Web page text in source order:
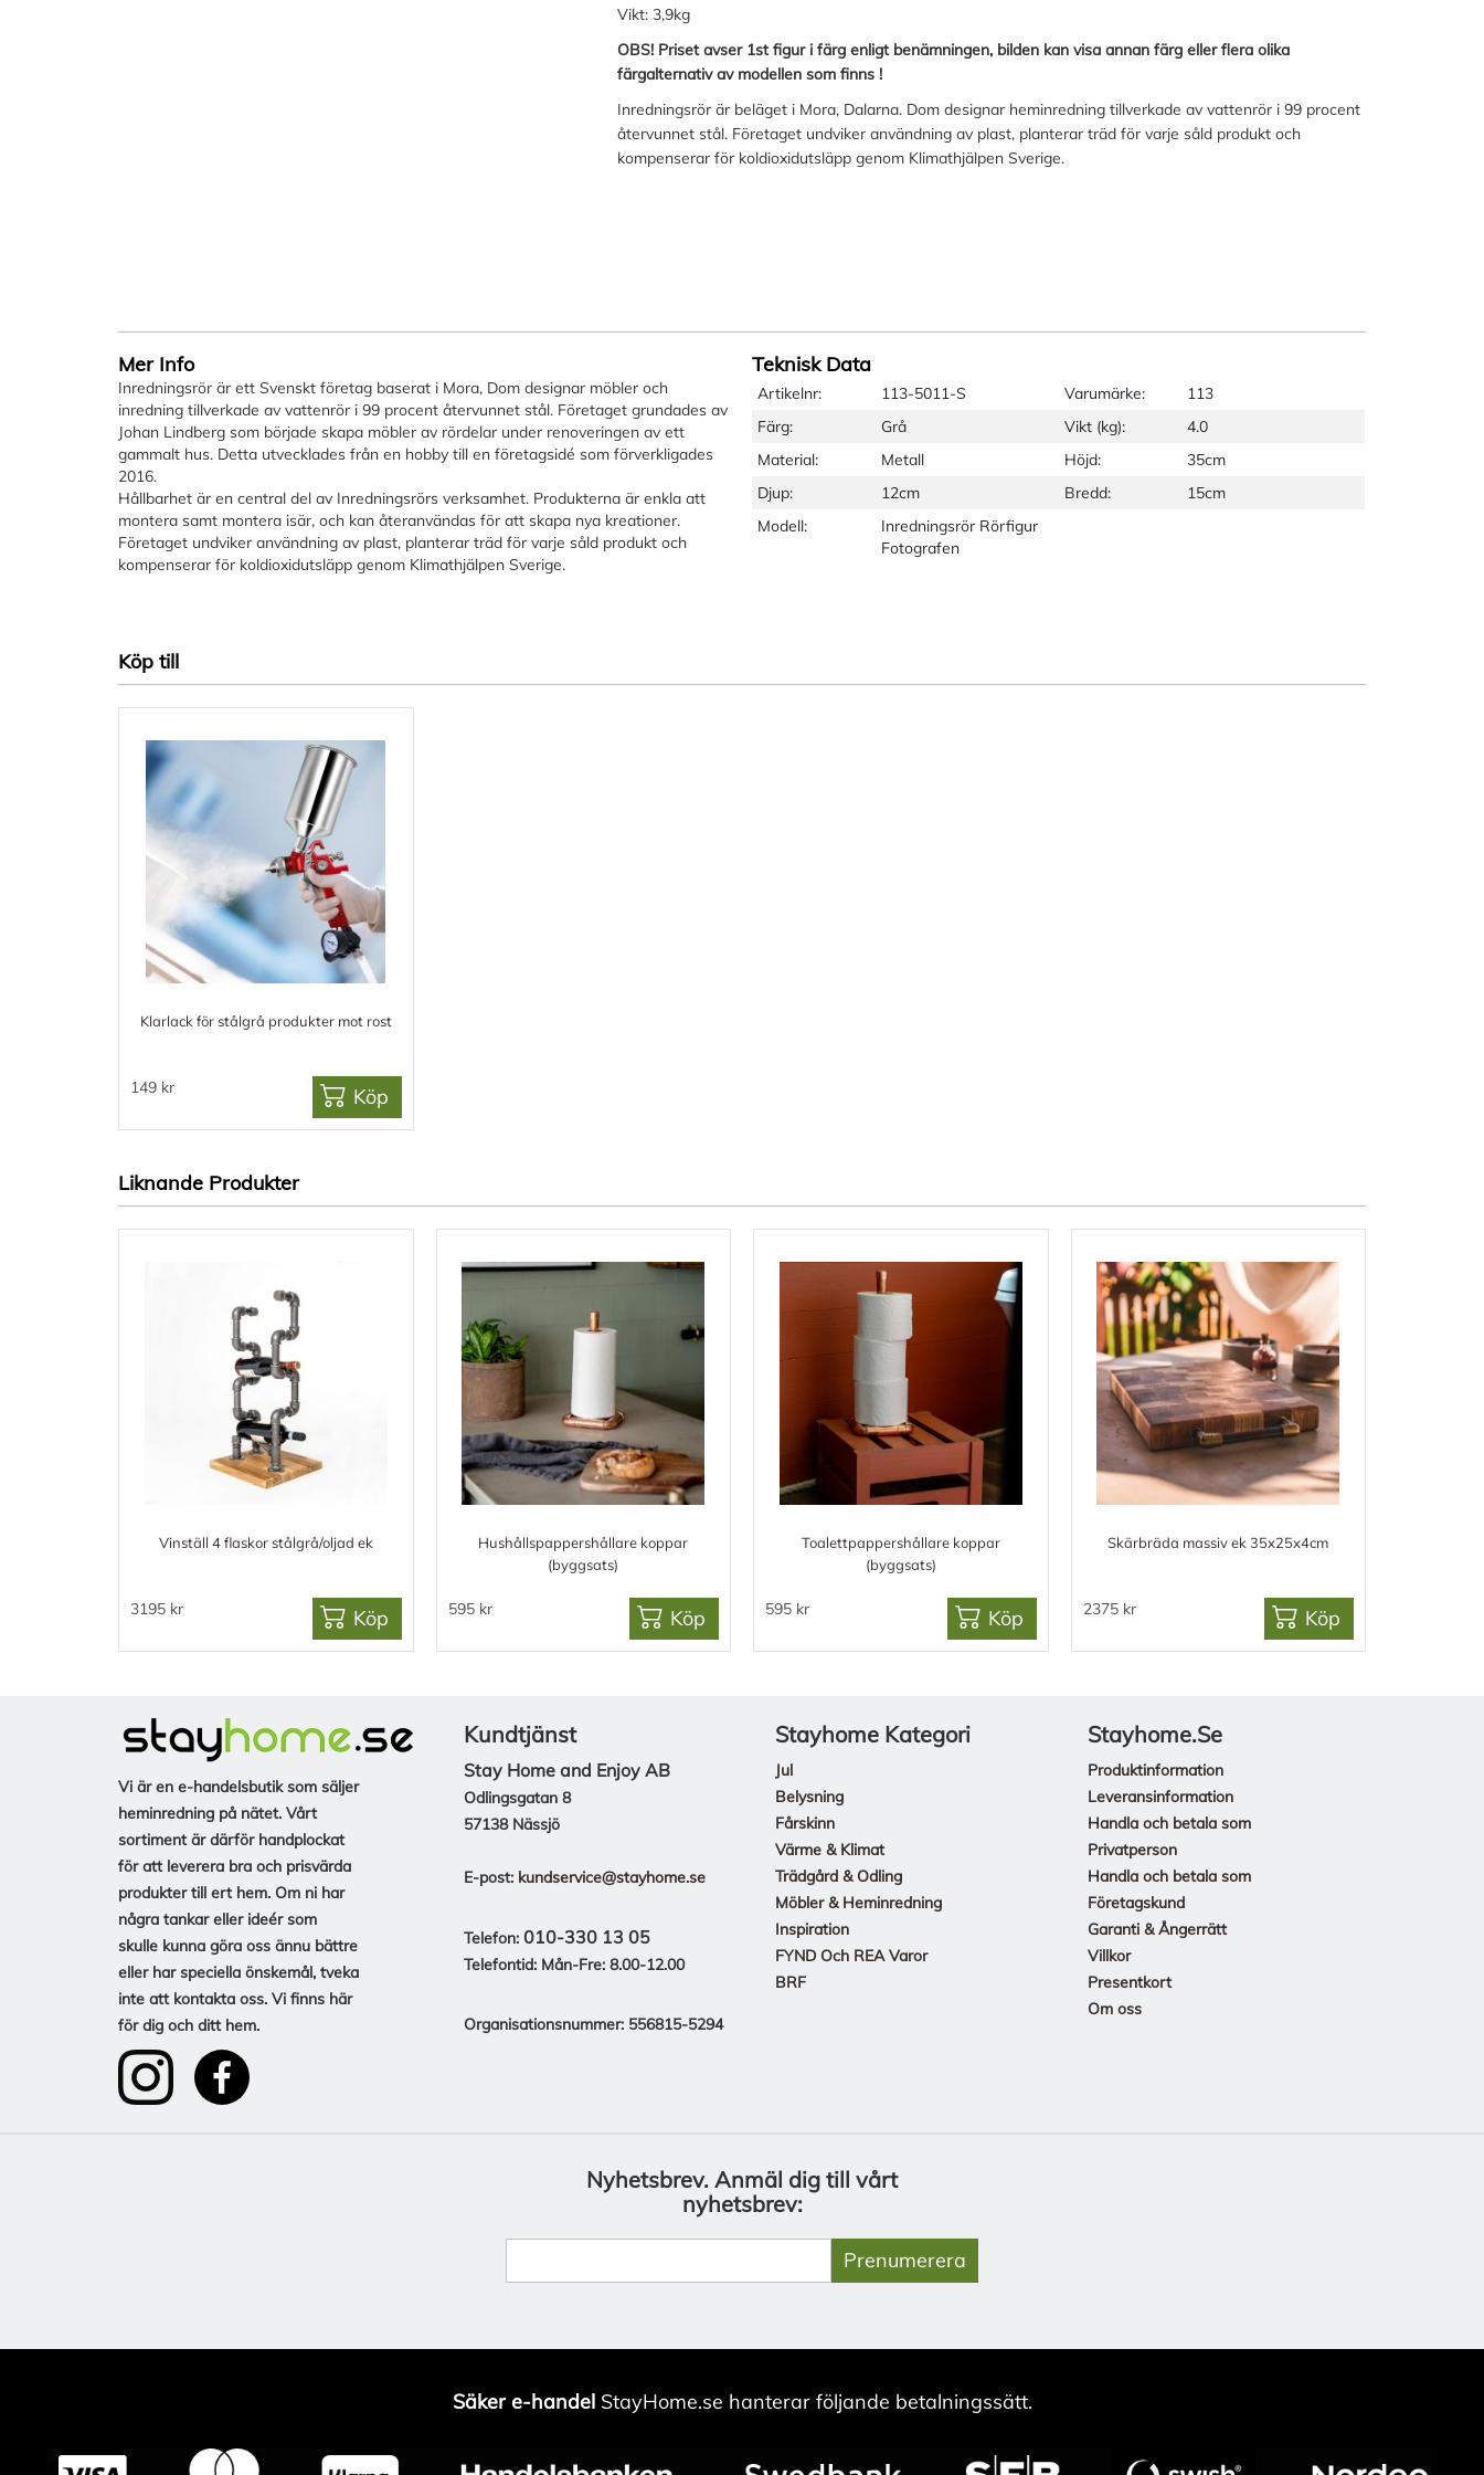
Vikt: 3,9kg
OBS! Priset avser 1st figur i färg enligt benämningen, bilden kan visa annan färg eller flera olika
färgalternativ av modellen som finns !
Inredningsrör är beläget i Mora, Dalarna. Dom designar heminredning tillverkade av vattenrör i 99 procent
återvunnet stål. Företaget undviker användning av plast, planterar träd för varje såld produkt och
kompenserar för koldioxidutsläpp genom Klimathjälpen Sverige.
Mer Info
Inredningsrör är ett Svenskt företag baserat i Mora, Dom designar möbler och
inredning tillverkade av vattenrör i 99 procent återvunnet stål. Företaget grundades av
Johan Lindberg som började skapa möbler av rördelar under renoveringen av ett
gammalt hus. Detta utvecklades från en hobby till en företagsidé som förverkligades
2016.
Hållbarhet är en central del av Inredningsrörs verksamhet. Produkterna är enkla att
montera samt montera isär, och kan återanvändas för att skapa nya kreationer.
Företaget undviker användning av plast, planterar träd för varje såld produkt och
kompenserar för koldioxidutsläpp genom Klimathjälpen Sverige.
Teknisk Data
Artikelnr: 113-5011-S Varumärke:
113
Färg:
Grå Vikt (kg):
4.0
Material:
Metall Höjd:
35cm
Djup:
12cm Bredd:
15cm
Modell:
Inredningsrör Rörfigur
Fotografen
Köp till
Klarlack för stålgrå produkter mot rost
149 kr Köp
Liknande Produkter
Vinställ 4 flaskor stålgrå/oljad ek
3195 kr Köp
Hushållspappershållare koppar
(byggsats)
595 kr Köp
Toalettpappershållare koppar
(byggsats)
595 kr Köp
Skärbräda massiv ek 35x25x4cm
2375 kr Köp
Vi är en e-handelsbutik som säljer
heminredning på nätet. Vårt
sortiment är därför handplockat
för att leverera bra och prisvärda
produkter till ert hem. Om ni har
några tankar eller ideér som
skulle kunna göra oss ännu bättre
eller har speciella önskemål, tveka
inte att kontakta oss. Vi finns här
för dig och ditt hem.
Kundtjänst
Stay Home and Enjoy AB
Odlingsgatan 8
57138 Nässjö
E-post: kundservice@stayhome.se
Telefon: 010-330 13 05
Telefontid: Mån-Fre: 8.00-12.00
Organisationsnummer: 556815-5294
Stayhome Kategori
Jul
Belysning
Fårskinn
Värme & Klimat
Trädgård & Odling
Möbler & Heminredning
Inspiration
FYND Och REA Varor
BRF
Stayhome.se
Produktinformation
Leveransinformation
Handla och betala som
Privatperson
Handla och betala som
Företagskund
Garanti & Ångerrätt
Villkor
Presentkort
Om oss
Nyhetsbrev. Anmäl dig till vårt
nyhetsbrev:
Prenumerera
Säker e-handelStayHome.se hanterar följande betalningssätt.